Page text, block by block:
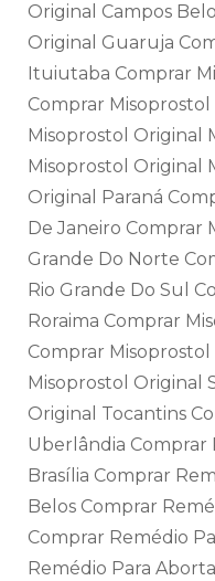
Original Campos
Original Guaruja
Ituiutaba Comprar
Comprar
Misoprostol Original
Misoprostol Original
Original Paraná
De Janeiro Comprar
Grande Do Norte
Rio Grande Do Sul
Roraima Comprar
Comprar
Misoprostol Original
Original Tocantins
Uberlândia Comprar
Brasília Comprar
Belos Comprar
Comprar Remédio
Remédio Para